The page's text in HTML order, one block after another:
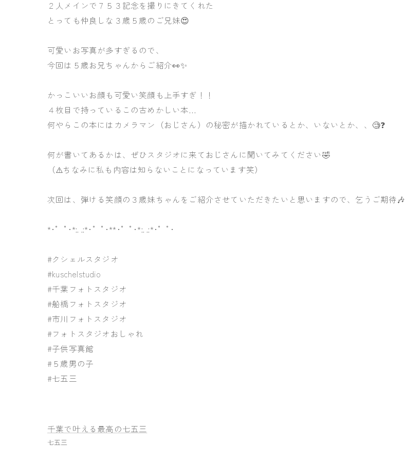
２人メインで７５３記念を撮りにきてくれた
とっても仲良しな３歳５歳のご兄妹😍
可愛いお写真が多すぎるので、
今回は５歳お兄ちゃんからご紹介👀✨
かっこいいお顔も可愛い笑顔も上手すぎ！！
４枚目で持っているこの古めかしい本…
何やらこの本にはカメラマン（おじさん）の秘密が描かれているとか、いないとか、、🧐❓
何が書いてあるかは、ぜひスタジオに来ておじさんに聞いてみてください🤣
（⚠️ちなみに私も内容は知らないことになっています笑）
次回は、弾ける笑顔の３歳妹ちゃんをご紹介させていただきたいと思いますので、乞うご期待🎶
*･゜ﾟ･*:. .:*･゜ﾟ･**･゜ﾟ･*:. .:*･゜ﾟ･
#クシェルスタジオ
#kuschelstudio
#千葉フォトスタジオ
#船橋フォトスタジオ
#市川フォトスタジオ
#フォトスタジオおしゃれ
#子供写真館
#５歳男の子
#七五三
千葉で叶える最高の七五三
七五三